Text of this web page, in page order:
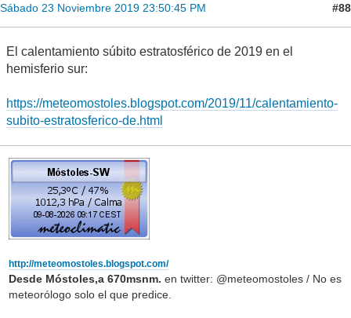
Sábado 23 Noviembre 2019 23:50:45 PM #88
El calentamiento súbito estratosférico de 2019 en el
hemisferio sur:
https://meteomostoles.blogspot.com/2019/11/calentamiento-
subito-estratosferico-de.html
http://meteomostoles.blogspot.com/
Desde Móstoles,a 670msnm. en twitter: @meteomostoles / No es
meteorólogo solo el que predice.